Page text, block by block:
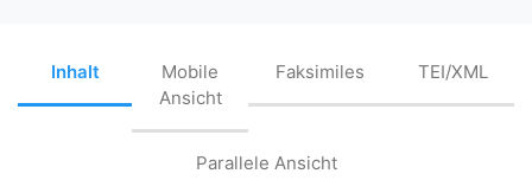
Inhalt
Mobile
Ansicht
Faksimiles TEI/XML
Parallele Ansicht